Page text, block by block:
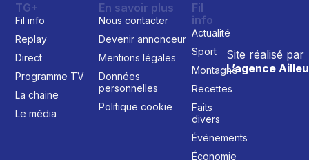
Site réalisé par
L’agence
TG+
Fil info
Replay
Direct
Programme TV
La chaine
Le média
En savoir plus
Nous contacter
Devenir annonceur
Mentions légales
Données
personnelles
Politique cookie
Fil
info
Actualité
Sport
Montagne
Recettes
Faits
divers
Événements
Économie